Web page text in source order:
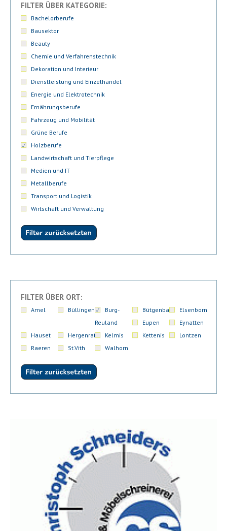
FILTER ÜBER KATEGORIE:
Bachelorberufe
Bausektor
Beauty
Chemie und Verfahrenstechnik
Dekoration und Interieur
Dienstleistung und Einzelhandel
Energie und Elektrotechnik
Ernährungsberufe
Fahrzeug und Mobilität
Grüne Berufe
Holzberufe
Landwirtschaft und Tierpflege
Medien und IT
Metallberufe
Transport und Logistik
Wirtschaft und Verwaltung
FILTER ÜBER ORT:
Amel Büllingen
Burg-
Reuland
Bütgenbach
Elsenborn
Eupen
Eynatten
Hauset
Hergenrath Kelmis Kettenis
Lontzen
Raeren
St.Vith Walhorn